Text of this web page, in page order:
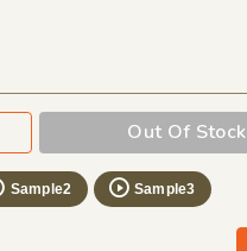
Out Of Stock
Sample2 Sample3